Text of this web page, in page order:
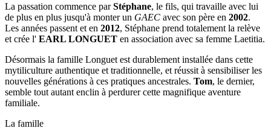
La passation commence parStéphane, le fils, qui travaille avec lui
de plus en plus jusqu'à monter un GAEC avec son père en 2002.
Les années passent et en 2012, Stéphane prend totalement la relève
et crée l' EARL LONGUET en association avec sa femme Laetitia.
Désormais la famille Longuet est durablement installée dans cette
mytiliculture authentique et traditionnelle, et réussit à sensibiliser les
nouvelles générations à ces pratiques ancestrales. Tom, le dernier,
semble tout autant enclin à perdurer cette magnifique aventure
familiale.
La famille